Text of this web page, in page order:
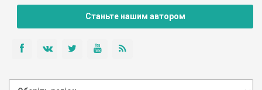
Станьте нашим автором